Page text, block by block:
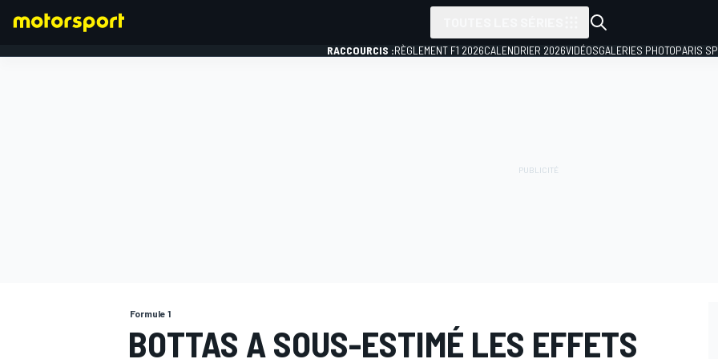
RACCOURCIS :RÈGLEMENT F1 2026CALENDRIER 2026VIDÉOSGALERIES PHOTOPARIS
Formule 1
BOTTAS A SOUS-ESTIMÉ LES EFFETS